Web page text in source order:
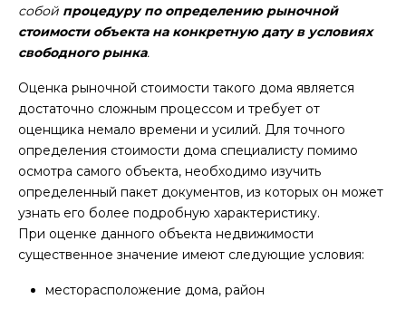
собой процедуру по определению рыночной
стоимости объекта на конкретную дату в условиях
свободного рынка.
Оценка рыночной стоимости такого дома является
достаточно сложным процессом и требует от
оценщика немало времени и усилий. Для точного
определения стоимости дома специалисту помимо
осмотра самого объекта, необходимо изучить
определенный пакет документов, из которых он может
узнать его более подробную характеристику.
При оценке данного объекта недвижимости
существенное значение имеют следующие условия:
месторасположение дома, район